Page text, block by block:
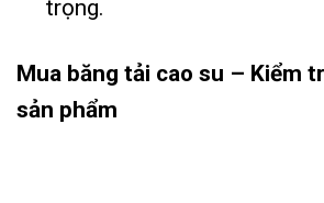
trọng.
Mua băng tải cao su – Kiểm
sản phẩm